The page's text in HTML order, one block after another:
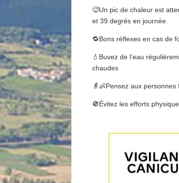
🥵Un pic de chaleur est
et 39 degrés en journée.
🔁Bons réflexes en cas de
💧Buvez de l’eau
chaudes
👵👶Pensez aux
🚫Évitez les efforts